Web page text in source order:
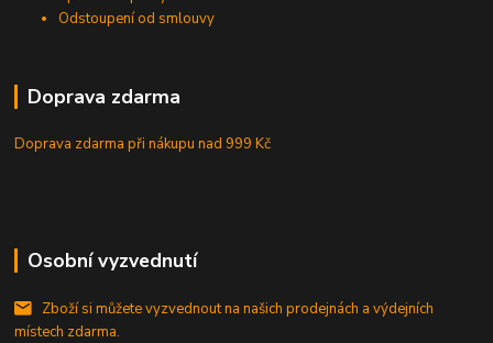
Odstoupení od smlouvy
Doprava zdarma
Doprava zdarma při nákupunad 999 Kč
Osobní vyzvednutí
Zboží si můžete vyzvednout na našich prodejnách a výdejních
místech zdarma.